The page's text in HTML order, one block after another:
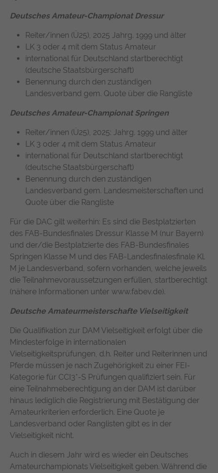
Deutsches Amateur-Championat Dressur
Reiter/innen (Ü25), 2025 Jahrg. 1999 und älter
LK 3 oder 4 mit dem Status Amateur
international für Deutschland startberechtigt
(deutsche Staatsbürgerschaft)
Benennung durch den zuständigen
Landesverband gem. Quote über die Rangliste
Deutsches Amateur-Championat Springen
Reiter/innen (Ü25), 2025: Jahrg. 1999 und älter
LK 3 oder 4 mit dem Status Amateur
international für Deutschland startberechtigt
(deutsche Staatsbürgerschaft)
Benennung durch den zuständigen
Landesverband gem. Landesmeisterschaften und
Quote über die Rangliste
Für die DAC gilt weiterhin: Es sind die Bestplatzierten
des FAB-Bundesfinales Dressur Klasse M (nur Bayern)
und der/die Bestplatzierte des FAB-Bundesfinales
Springen Klasse M und des FAB-Landesfinalesfinale Kl.
M je Landesverband, sofern vorhanden, welche jeweils
die Teilnahmevoraussetzungen erfüllen, startberechtigt
(nähere Informationen unter www.fabev.de).
Deutsche Amateurmeisterschafte Vielseitigkeit
Die Qualifikation zur DAM Vielseitigkeit erfolgt über die
Mindesterfolge in internationalen
Vielseitigkeitsprüfungen, d.h. Reiter und Reiterinnen und
Pferde müssen je nach Zugehörigkeit zu einer FEI-
Kategorie für CCI3*-S Prüfungen qualifiziert sein. Für
eine Teilnahmeberechtigung an der DAM ist darüber
hinaus lediglich die Registrierung mit Bestätigung der
Amateurkriterien erforderlich. Eine Quote je
Landesverband oder Ranglisten gibt es in der
Vielseitigkeit nicht.
Auch in diesem Jahr wird es wieder ein Deutsches
Amateurchampionats Vielseitigkeit geben. Während die